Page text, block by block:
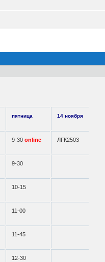
пятница 14 ноября
9-30online ЛГК2503
9-30
10-15
11-00
11-45
12-30